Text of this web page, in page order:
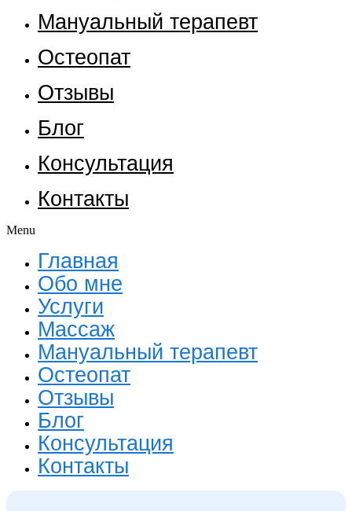
Мануальный терапевт
Остеопат
Отзывы
Блог
Консультация
Контакты
Menu
Главная
Обо мне
Услуги
Массаж
Мануальный терапевт
Остеопат
Отзывы
Блог
Консультация
Контакты